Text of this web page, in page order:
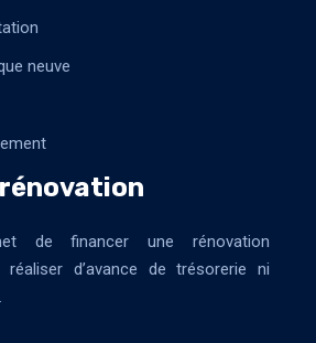
neuve
de financer une rénovation
réaliser d’avance de trésorerie ni